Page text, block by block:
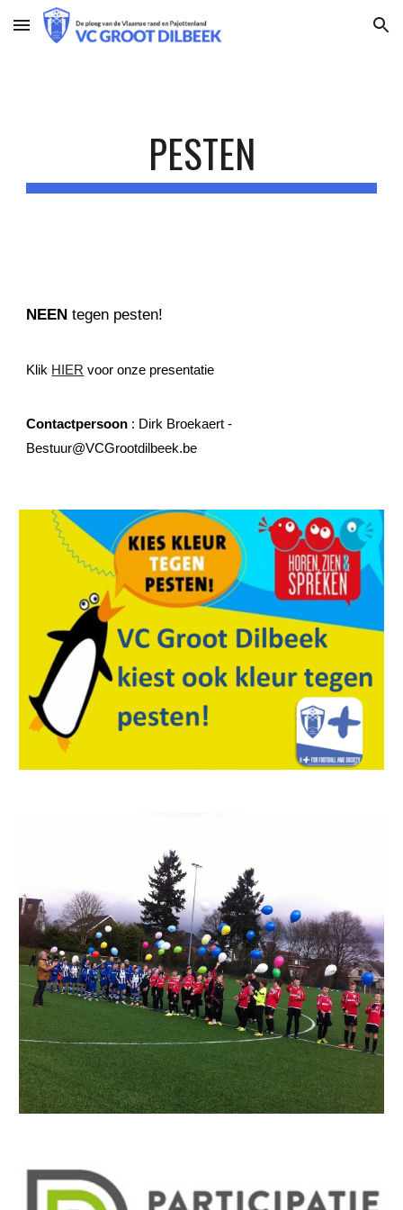
Skip to main content Skip to navigation
PESTEN
NEEN tegen pesten!
Klik HIER voor onze presentatie
Contactpersoon : Dirk Broekaert -
Bestuur@VCGrootdilbeek.be